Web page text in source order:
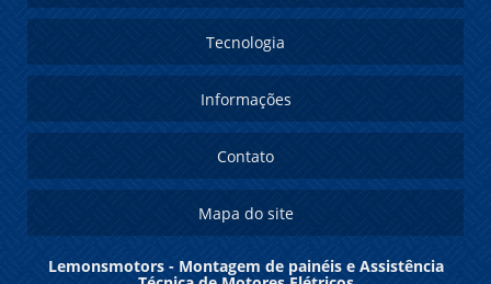
Tecnologia
Informações
Contato
Mapa do site
Lemonsmotors - Montagem de painéis e Assistência